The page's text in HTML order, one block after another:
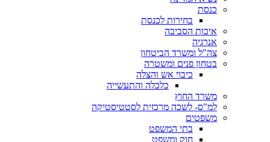
כנסת
בחירות לכנסת
איכות הסביבה
אנרגיה
צה"ל ומשרד הביטחון
בטחון פנים ומשטרה
כיבוי אש והצלה
כלכלה והתעשייה
משרד החוץ
למ"ס- לשכה מרכזית לסטטיסטיקה
משפטים
בתי המשפט
חוק ומשפט